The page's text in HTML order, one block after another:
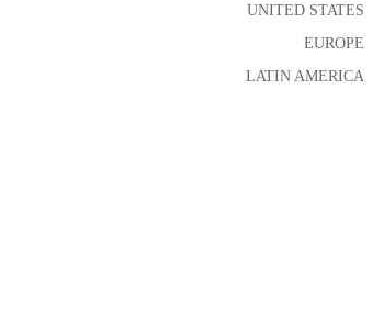
UNITED STATES
EUROPE
LATIN AMERICA